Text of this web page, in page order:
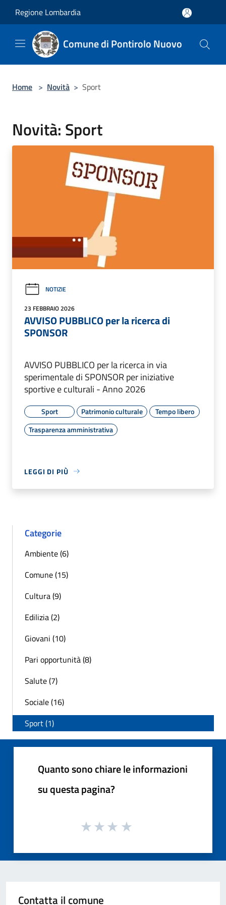
Regione Lombardia
Comune di Pontirolo Nuovo
Home > Novità > Sport
Novità: Sport
NOTIZIE
23 FEBBRAIO 2026
AVVISO PUBBLICO per la ricerca di
SPONSOR
AVVISO PUBBLICO per la ricerca in via
sperimentale di SPONSOR per iniziative
sportive e culturali - Anno 2026
Sport Patrimonio culturale
Tempo libero
Trasparenza amministrativa
LEGGI DI PIÙ
Categorie
Ambiente (6)
Comune (15)
Cultura (9)
Edilizia (2)
Giovani (10)
Pari opportunità (8)
Salute (7)
Sociale (16)
Sport (1)
Quanto sono chiare le informazioni
su questa pagina?
Contatta il comune